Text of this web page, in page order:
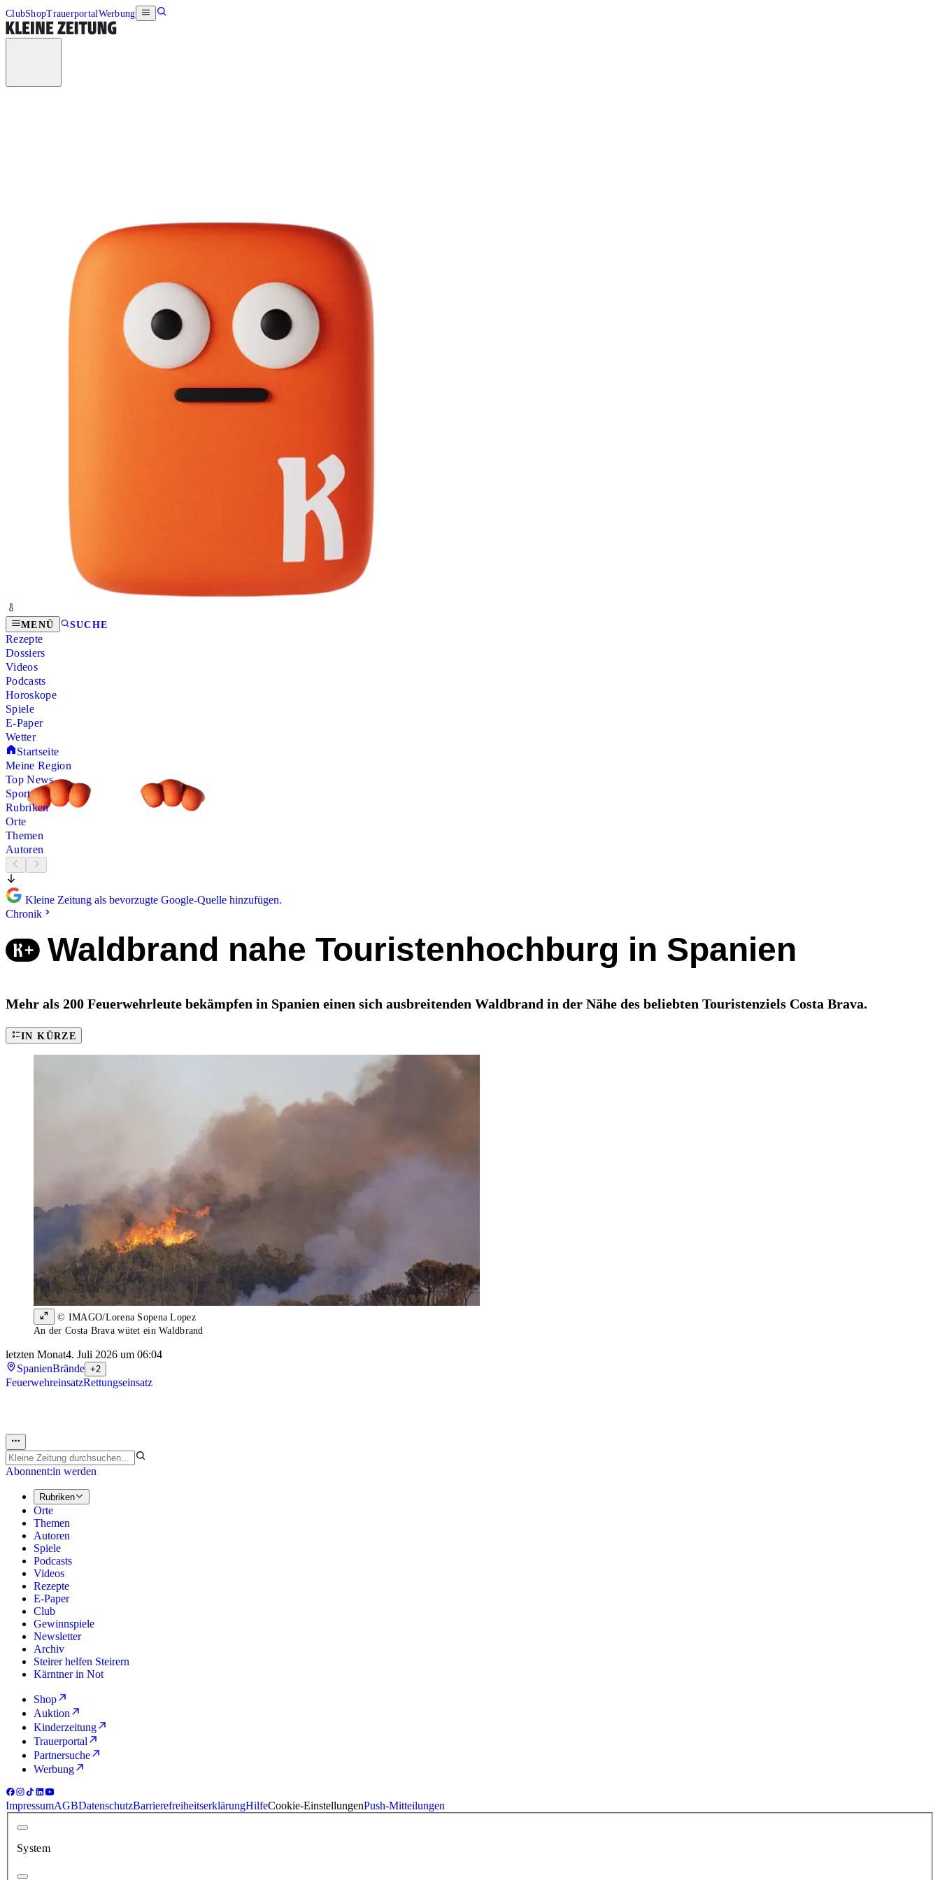
ClubShopTrauerportalWerbung
MENÜ SUCHE
Rezepte
Dossiers
Videos
Podcasts
Horoskope
Spiele
E-Paper
Wetter
Startseite
Meine Region
Top News
Sport
Rubriken
Orte
Themen
Autoren
Kleine Zeitung als bevorzugte Google-Quelle hinzufügen.
Chronik
Waldbrand nahe Touristenhochburg in Spanien
Mehr als 200 Feuerwehrleute bekämpfen in Spanien einen sich ausbreitenden Waldbrand in der Nähe des beliebten Touristenziels Costa Brava.
IN KÜRZE
© IMAGO/Lorena Sopena Lopez
An der Costa Brava wütet ein Waldbrand
letzten Monat4. Juli 2026 um 06:04
SpanienBrände +2
FeuerwehreinsatzRettungseinsatz
Abonnent:in werden
Rubriken
Orte
Themen
Autoren
Spiele
Podcasts
Videos
Rezepte
E-Paper
Club
Gewinnspiele
Newsletter
Archiv
Steirer helfen Steirern
Kärntner in Not
Shop
Auktion
Kinderzeitung
Trauerportal
Partnersuche
Werbung
ImpressumAGBDatenschutzBarrierefreiheitserklärungHilfeCookie-EinstellungenPush-Mitteilungen
System